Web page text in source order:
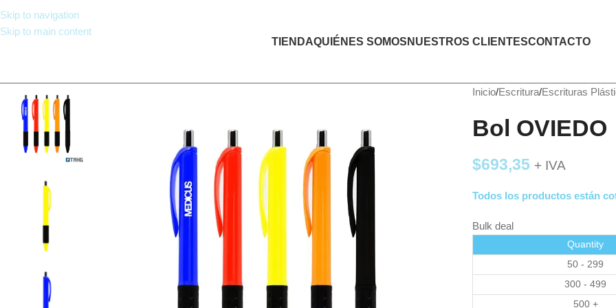
Skip to navigation
Skip to main content
TIENDAQUIÉNES SOMOS NUESTROS CLIENTESCONTACTO
Inicio Escritura Escrituras
Bol OVIEDO
$693,35 + IVA
Todos los productos están
Bulk deal
Quantity
50 - 299
300 - 499
500 +